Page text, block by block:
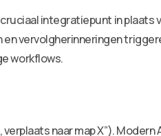
integratiepunt in plaats
vervolgherinneringen
workflows.
naar map X”).